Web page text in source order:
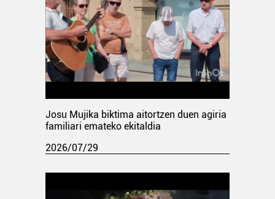
Josu Mujika biktima aitortzen duen agiria
familiari emateko ekitaldia
2026/07/29